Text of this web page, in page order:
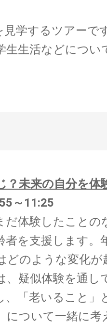
見学するツアーで
生生活などについ
？未来の自分を体
～11:25
だ体験したことの
者を支援します。
どのような変化
、疑似体験を通し
、「老いること」
について一緒に考